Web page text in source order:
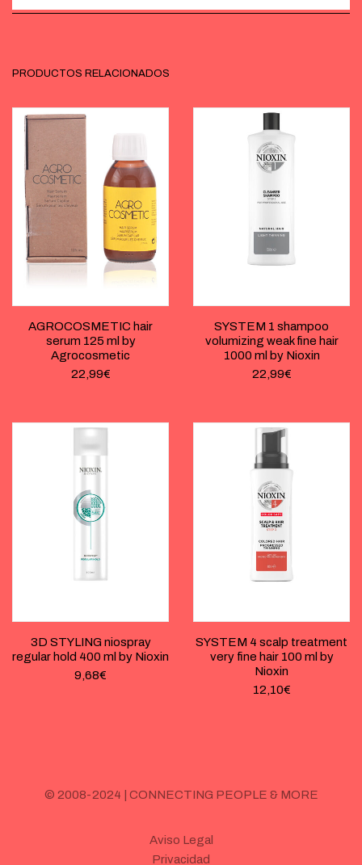
PRODUCTOS RELACIONADOS
AGROCOSMETIC hair
serum 125 ml by
Agrocosmetic
22,99€
SYSTEM 1 shampoo
volumizing weak fine hair
1000 ml by Nioxin
22,99€
3D STYLING niospray
regular hold 400 ml by Nioxin
9,68€
SYSTEM 4 scalp treatment
very fine hair 100 ml by
Nioxin
12,10€
© 2008-2024 | CONNECTING PEOPLE & MORE
Aviso Legal
Privacidad